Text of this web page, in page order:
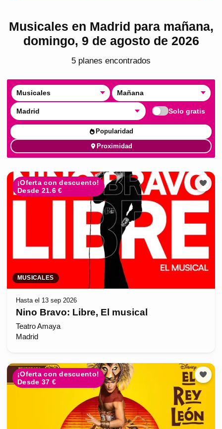
Musicales en Madrid para mañana,
domingo, 9 de agosto de 2026
5 planes encontrados
Musicales Mañana
Madrid Solo gratis
Popularidad
Proximidad
¡Oferta con descuento!
Desde 21.6 €
MUSICALES
Hasta el 13 sep 2026
Nino Bravo: Libre, El musical
Teatro Amaya
Madrid
¡Oferta con descuento!
Desde 37 €